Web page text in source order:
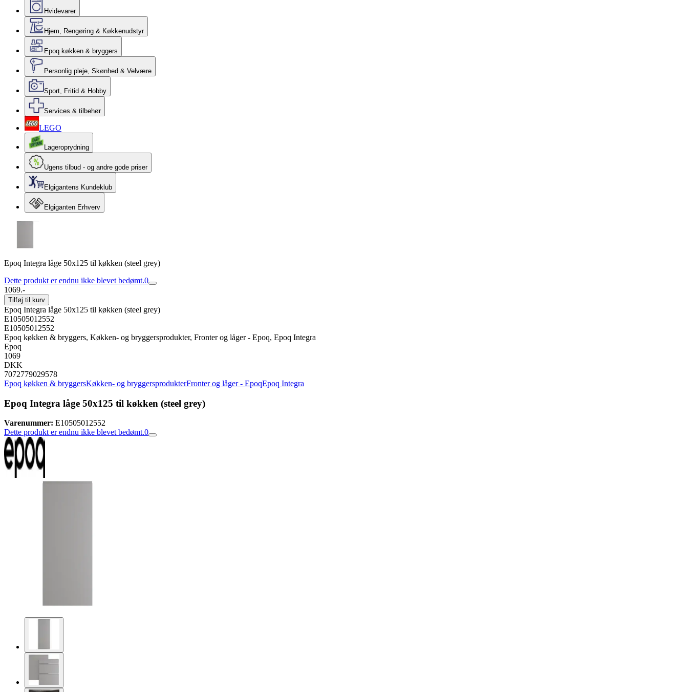
Hvidevarer
Hjem, Rengøring & Køkkenudstyr
Epoq køkken & bryggers
Personlig pleje, Skønhed & Velvære
Sport, Fritid & Hobby
Services & tilbehør
LEGO
Lageroprydning
Ugens tilbud - og andre gode priser
Elgigantens Kundeklub
Elgiganten Erhverv
Epoq Integra låge 50x125 til køkken (steel grey)
Dette produkt er endnu ikke blevet bedømt.0
1069.-
Tilføj til kurv
Epoq Integra låge 50x125 til køkken (steel grey)
E10505012552
E10505012552
Epoq køkken & bryggers, Køkken- og bryggersprodukter, Fronter og låger - Epoq, Epoq Integra
Epoq
1069
DKK
7072779029578
Epoq køkken & bryggersKøkken- og bryggersprodukterFronter og låger - EpoqEpoq Integra
Epoq Integra låge 50x125 til køkken (steel grey)
Varenummer: E10505012552
Dette produkt er endnu ikke blevet bedømt.0